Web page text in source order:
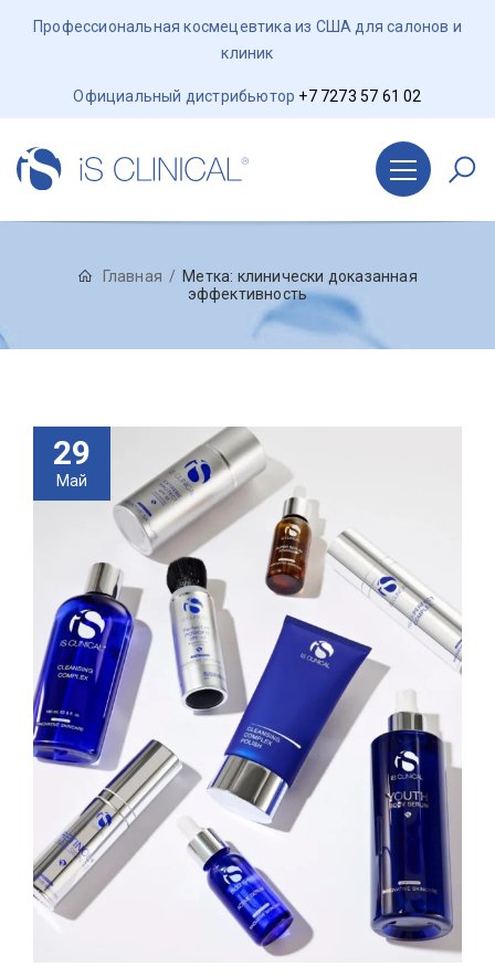
Профессиональная космецевтика из США для салонов и
клиник
Официальный дистрибьютор +7 7273 57 61 02
Главная Метка: клинически доказанная
эффективность
29
Май